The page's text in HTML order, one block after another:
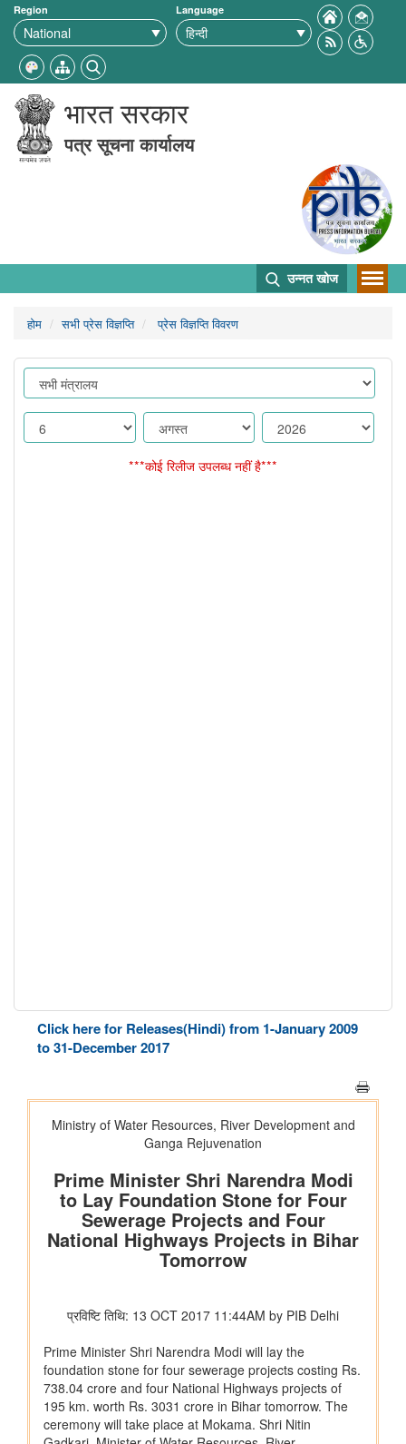
Region Language
भारत सरकार
पत्र सूचना कार्यालय
उन्नत खोज
होम सभी प्रेस विज्ञप्ति प्रेस विज्ञप्ति विवरण
***कोई रिलीज उपलब्ध नहीं है***
Click here for Releases(Hindi) from 1-January 2009
to 31-December 2017